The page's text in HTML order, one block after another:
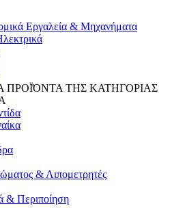
Εργαλεία & Μηχανήματα
ΠΡΟΪΌΝΤΑ ΤΗΣ ΚΑΤΗΓΟΡΙΑΣ
& Λιπομετρητές
& Περιποίηση